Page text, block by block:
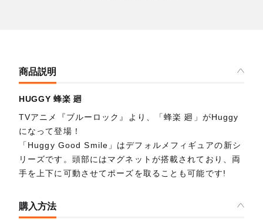
商品説明
HUGGY 蜂楽 廻
TVアニメ『ブルーロック』より、「蜂楽 廻」がHuggy
になって登場！
「Huggy Good Smile」はデフォルメフィギュアの新シ
リーズです。頭部にはマグネットが搭載されており、両
手を上下に可動させてポーズを取ることも可能です!
購入方法